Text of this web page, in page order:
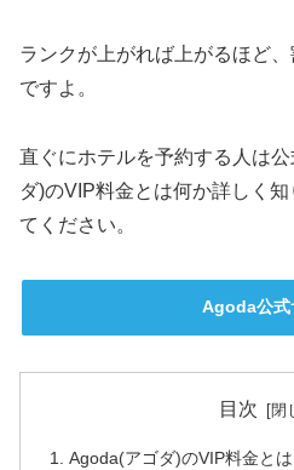
ランクが上がれば上がるほど
ですよ。
直ぐにホテルを予約する人は
ダ)のVIP料金とは何か詳しく
てください。
Agoda公式
目次
Agoda(アゴダ)のVIP料金と